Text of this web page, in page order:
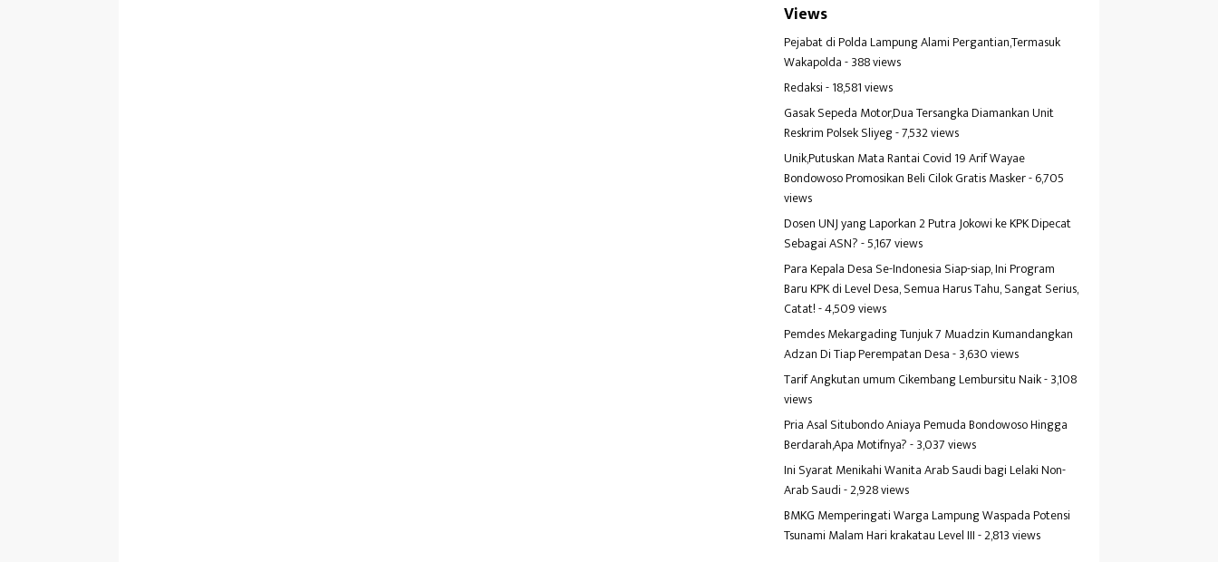
Views
Pejabat di Polda Lampung Alami Pergantian,Termasuk
Wakapolda- 388 views
Redaksi- 18,581 views
Gasak Sepeda Motor,Dua Tersangka Diamankan Unit
Reskrim Polsek Sliyeg- 7,532 views
Unik,Putuskan Mata Rantai Covid 19 Arif Wayae
Bondowoso Promosikan Beli Cilok Gratis Masker- 6,705
views
Dosen UNJ yang Laporkan 2 Putra Jokowi ke KPK Dipecat
Sebagai ASN?- 5,167 views
Para Kepala Desa Se-Indonesia Siap-siap, Ini Program
Baru KPK di Level Desa, Semua Harus Tahu, Sangat Serius,
Catat!- 4,509 views
Pemdes Mekargading Tunjuk 7 Muadzin Kumandangkan
Adzan Di Tiap Perempatan Desa- 3,630 views
Tarif Angkutan umum Cikembang Lembursitu Naik- 3,108
views
Pria Asal Situbondo Aniaya Pemuda Bondowoso Hingga
Berdarah,Apa Motifnya?- 3,037 views
Ini Syarat Menikahi Wanita Arab Saudi bagi Lelaki Non-
Arab Saudi- 2,928 views
BMKG Memperingati Warga Lampung Waspada Potensi
Tsunami Malam Hari krakatau Level III- 2,813 views